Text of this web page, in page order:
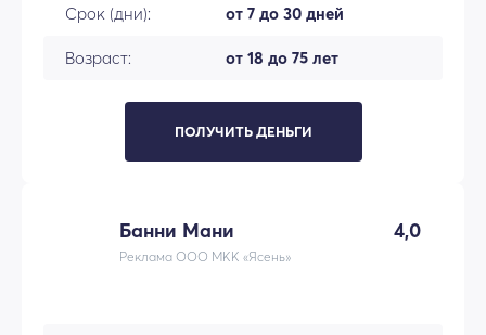
Срок (дни): от 7 до 30 дней
Возраст: от 18 до 75 лет
ПОЛУЧИТЬ ДЕНЬГИ
Банни Мани 4,0
Реклама ООО МКК «Ясень»